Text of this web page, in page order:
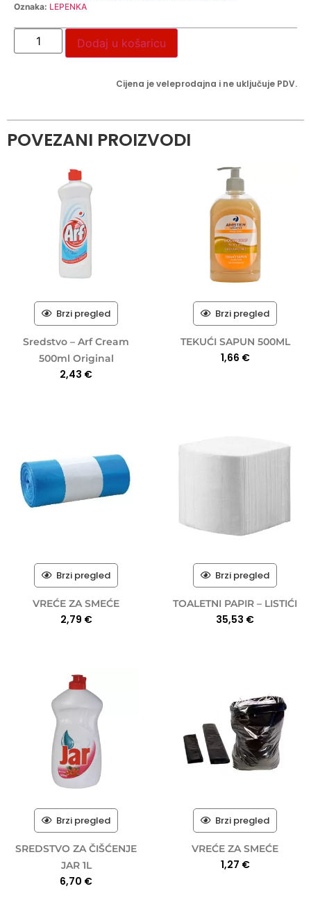
Oznaka: LEPENKA
Dodaj u košaricu
Cijena je veleprodajna i ne uključuje PDV.
POVEZANI PROIZVODI
Brzi pregled
Sredstvo – Arf Cream
500ml Original
2,43 €
Brzi pregled
TEKUĆI SAPUN 500ML
1,66 €
Brzi pregled
VREĆE ZA SMEĆE
2,79 €
Brzi pregled
TOALETNI PAPIR – LISTIĆI
35,53 €
Brzi pregled
SREDSTVO ZA ČIŠĆENJE
JAR 1L
6,70 €
Brzi pregled
VREĆE ZA SMEĆE
1,27 €